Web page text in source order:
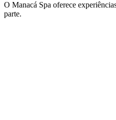
O Manacá Spa oferece
parte.